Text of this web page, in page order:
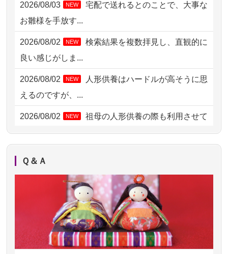
2026/08/03 21:17 愛知県の方からお申込み
2026/08/02 10:39 神奈川の方からお申込み
2026/08/02 09:15
2026/08/02 06:46 相模原の方からお申込み
2026/08/01 19:28 東京都の方からお申込み
2026/08/01 17:10
2026/08/01 11:07 さいたの方からお申込み
2026/07/31 17:28 栃木県の方からお申込み
2026/07/31 12:32 東京都の方からお申込み
2026/07/31 10:29 京都市の方からお申込み
2026/08/03 NEW
宅配で送れるとのことで、大事な
お雛様を手放す...
2026/08/02 NEW
検索結果を複数拝見し、直観的に
良い感じがしま...
2026/08/02 NEW
人形供養はハードルが高そうに思
えるのですが、...
2026/08/02 NEW
祖母の人形供養の際も利用させて
いただき安心感がある
供養の内容（料金や送り方等）がとて
も丁寧に説...
2026/07/18つい先日も利用させていただきまし
た。 手続...
Ｑ＆Ａ